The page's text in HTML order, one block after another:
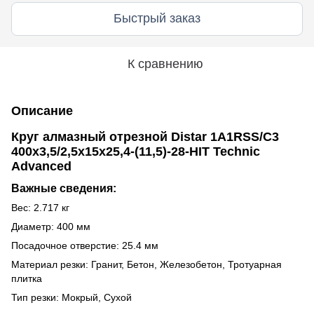
Быстрый заказ
К сравнению
Описание
Круг алмазный отрезной Distar 1A1RSS/C3
400x3,5/2,5x15x25,4-(11,5)-28-HIT Technic
Advanced
Важные сведения:
Вес: 2.717 кг
Диаметр: 400 мм
Посадочное отверстие: 25.4 мм
Материал резки: Гранит, Бетон, Железобетон, Тротуарная
плитка
Тип резки: Мокрый, Сухой